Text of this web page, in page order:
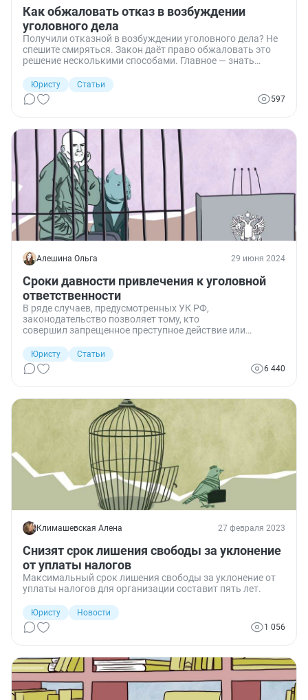
Как обжаловать отказ в возбуждении
уголовного дела
Получили отказной в возбуждении уголовного дела? Не
спешите смиряться. Закон даёт право обжаловать это
решение несколькими способами. Главное — знать
обжаловать отказной и добиться отмены незаконного
постановления.
Юристу
Статьи
597
Алешина Ольга 29 июня 2024
Сроки давности привлечения к уголовной
ответственности
В ряде случаев, предусмотренных УК РФ,
законодательство позволяет тому, кто
совершил запрещенное преступное действие или
ответственности. Одним из оснований для этого
является окончание срока давности. Поговорим об этом.
Юристу
Статьи
6 440
Климашевская Алена 27 февраля 2023
Снизят срок лишения свободы за уклонение
от уплаты налогов
Максимальный срок лишения свободы за уклонение от
уплаты налогов для организации составит пять лет.
Юристу
Новости
1 056